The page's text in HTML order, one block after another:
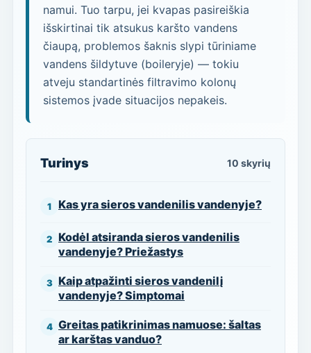
namui. Tuo tarpu, jei kvapas pasireiškia
išskirtinai tik atsukus karšto vandens
čiaupą, problemos šaknis slypi tūriniame
vandens šildytuve (boileryje) — tokiu
atveju standartinės filtravimo kolonų
sistemos įvade situacijos nepakeis.
Turinys 10 skyrių
Kas yra sieros vandenilis vandenyje?
Kodėl atsiranda sieros vandenilis
vandenyje? Priežastys
Kaip atpažinti sieros vandenilį
vandenyje? Simptomai
Greitas patikrinimas namuose: šaltas
ar karštas vanduo?